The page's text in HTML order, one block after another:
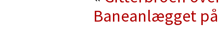
Baneanlægget